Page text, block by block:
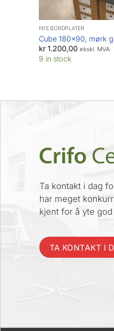
NYE BORDPLATER
Cube 180×90, mørk
kr1.200,00 ekskl. MVA
9 in stock
Ta kontakt i dag
har meget
kjent for å yte
TA KONTAKT I